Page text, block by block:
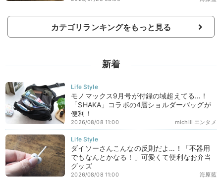
カテゴリランキングをもっと見る
新着
モノマックス9月号が付録の域超えてる…！
「SHAKA」コラボの4層ショルダーバッグが
便利！
michill エンタメ
2026/08/08 11:00
ダイソーさんこんなの反則だよ…！「不器用
でもなんとかなる！」可愛くて便利なお弁当
グッズ
海原藍
2026/08/08 11:00